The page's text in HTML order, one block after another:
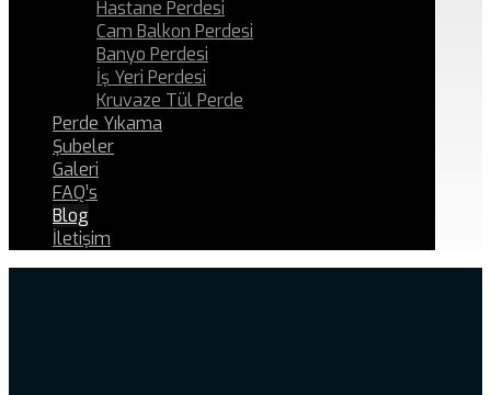
Hastane Perdesi
Cam Balkon Perdesi
Banyo Perdesi
İş Yeri Perdesi
Kruvaze Tül Perde
Perde Yıkama
Şubeler
Galeri
FAQ’s
Blog
İletişim